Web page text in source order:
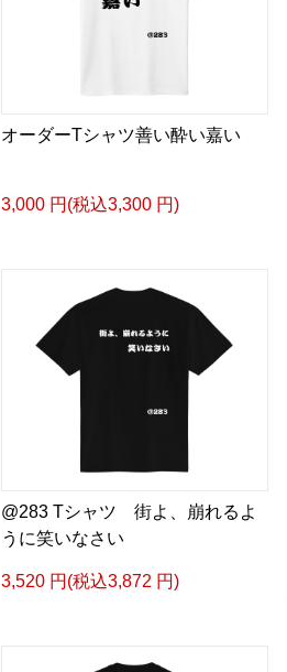
オーダーTシャツ善い酔い嘉い
3,000 円(税込3,300 円)
@283 Tシャツ 街よ、崩れるよ
うに笑いなさい
3,520 円(税込3,872 円)